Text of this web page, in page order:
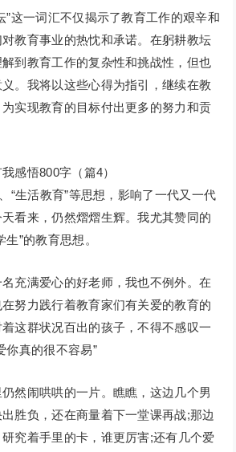
”这一词汇不仅揭示了教育工作的艰辛和
教育事业的热忱和承诺。在躬耕教坛
到教育工作的复杂性和挑战性，但也
。我将以这些心得为指引，继续在教
实现教育的目标付出更多的努力和贡
感悟800字（篇4）
“生活教育”等思想，影响了一代又一代
看来，仍然熠熠生辉。我尤其赞同的
”的教育思想。
充满爱心的好老师，我也不例外。在
努力践行着教育家们有关爱的教育的
这群状况百出的孩子，不得不感叹一
你真的很不容易”
仍然闹哄哄的一片。瞧瞧，这边几个男
胜负，还在商量着下一堂课再战;那边
究着手里的卡，谁更厉害;还有几个爱